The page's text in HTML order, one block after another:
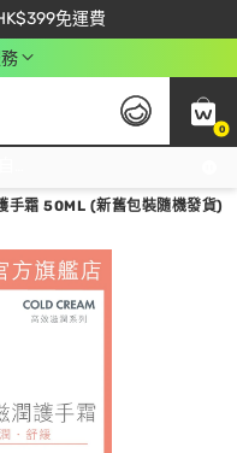
免運費
盡享獨家優惠
NEWAPP 即減$50
0
手霜 50ML (新舊包裝隨機發貨)